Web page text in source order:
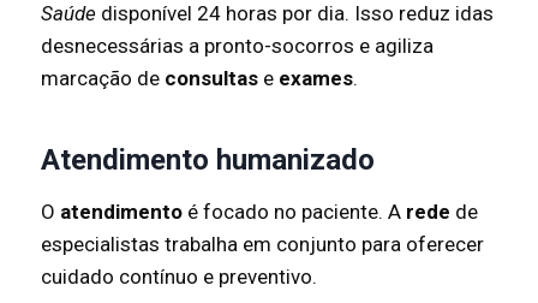
Saúde disponível 24 horas por dia. Isso reduz idas
desnecessárias a pronto-socorros e agiliza
marcação de consultas e exames.
Atendimento humanizado
O atendimento é focado no paciente. A rede de
especialistas trabalha em conjunto para oferecer
cuidado contínuo e preventivo.